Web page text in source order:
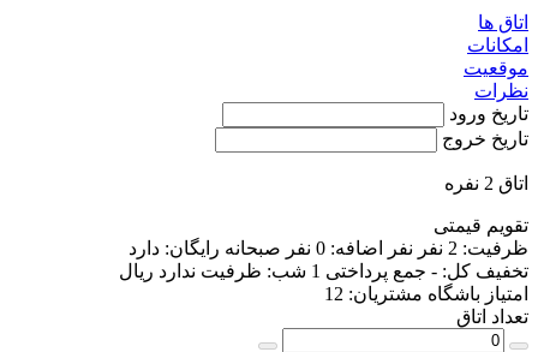
اتاق ها
امکانات
موقعیت
نظرات
تاریخ ورود
تاریخ خروج
اتاق 2 نفره
تقویم قیمتی
ظرفیت: 2 نفر نفر اضافه: 0 نفر صبحانه رایگان: دارد
تخفیف کل: - جمع پرداختی 1 شب: ظرفیت ندارد ریال
امتیاز باشگاه مشتریان: 12
تعداد اتاق